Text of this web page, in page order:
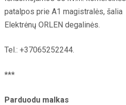
patalpos prie A1 magistralės, šalia
Elektrėnų ORLEN degalinės.
Tel.: +37065252244.
***
Parduodu malkas